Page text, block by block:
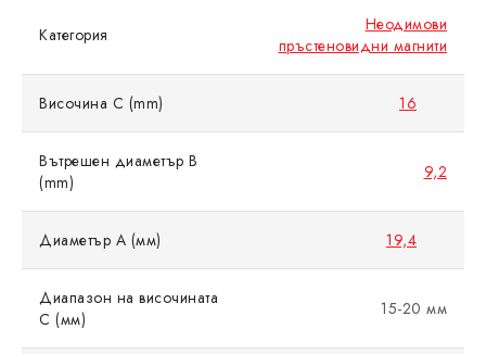
Категория
Неодимови
пръстеновидни магнити
Височина C (mm) 16
Вътрешен диаметър B
(mm)
9,2
Диаметър A (мм) 19,4
Диапазон на височината
C (мм)
15-20 мм